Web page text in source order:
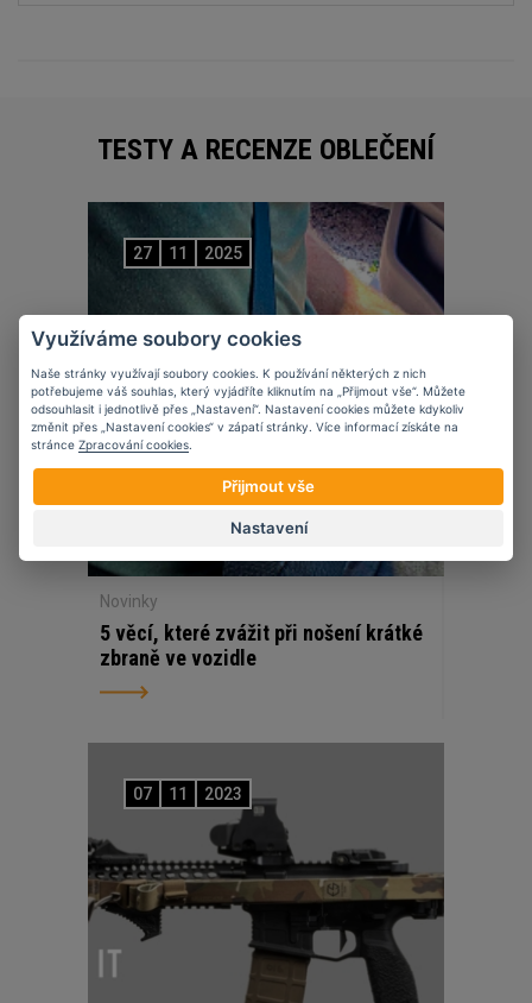
TESTY A RECENZE OBLEČENÍ
27 11 2025
Novinky
5 věcí, které zvážit při nošení krátké
zbraně ve vozidle
07 11 2023
Využíváme soubory cookies
Naše stránky využívají soubory cookies. K používání některých z nich
potřebujeme váš souhlas, který vyjádříte kliknutím na „Přijmout vše“. Můžete
odsouhlasit i jednotlivě přes „Nastavení“. Nastavení cookies můžete kdykoliv
změnit přes „Nastavení cookies“ v zápatí stránky. Více informací získáte na
stránce Zpracování cookies
Přijmout vše
Nastavení